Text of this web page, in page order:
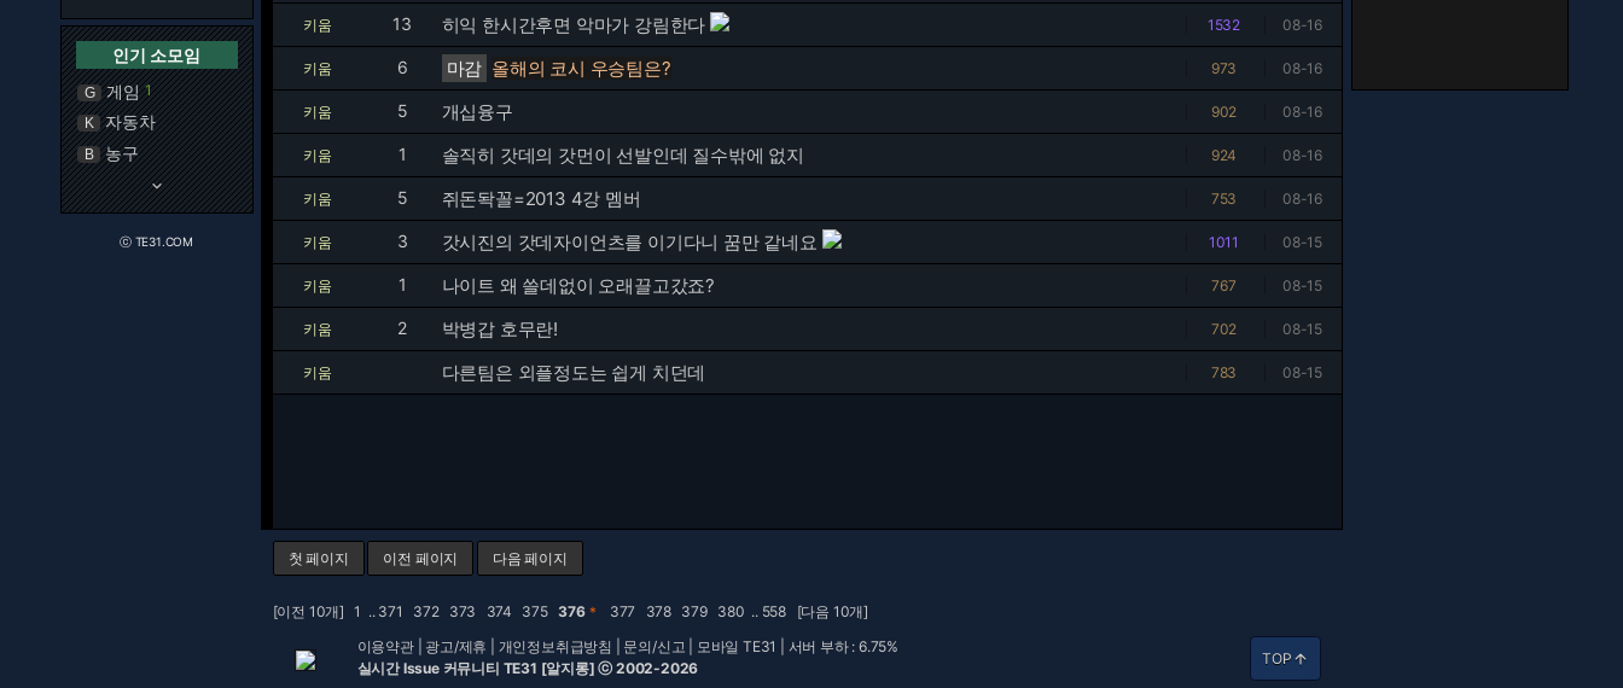
인기 소모임
G 게임 1
K 자동차
B 농구
keyboard_arrow_down
ⓒ TE31.COM
키움 13 히익 한시간후면 악마가 강림한다 1532 08-16
키움 6 마감 올해의 코시 우승팀은? 973 08-16
키움 5 개십융구 902 08-16
키움 1 솔직히 갓데의 갓먼이 선발인데 질수밖에 없지 924 08-16
키움 5 쥐돈돡꼴=2013 4강 멤버 753 08-16
키움 3 갓시진의 갓데자이언츠를 이기다니 꿈만 같네요 1011 08-15
키움 1 나이트 왜 쓸데없이 오래끌고갔죠? 767 08-15
키움 2 박병갑 호무란! 702 08-15
키움 다른팀은 외플정도는 쉽게 치던데 783 08-15
첫 페이지 이전 페이지 다음 페이지
[이전 10개] 1 ..371 372 373 374 375 376＊ 377 378 379 380 ..558
[다음 10개]
이용약관| 광고/제휴 개인정보취급방침 문의/신고 모바일 TE31
| 서버 부하 : 6.75%
실시간 Issue 커뮤니티 TE31 [알지롱] ⓒ 2002-2026
TOP arrow_upward